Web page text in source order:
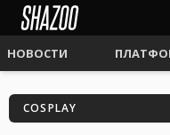
НОВОСТИ
COSPLAY